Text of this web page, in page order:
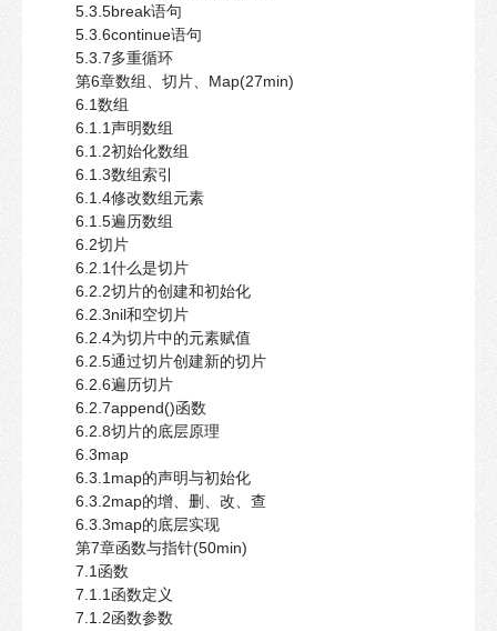
5.3.5break语句
5.3.6continue语句
5.3.7多重循环
第6章数组、切片、Map(27min)
6.1数组
6.1.1声明数组
6.1.2初始化数组
6.1.3数组索引
6.1.4修改数组元素
6.1.5遍历数组
6.2切片
6.2.1什么是切片
6.2.2切片的创建和初始化
6.2.3nil和空切片
6.2.4为切片中的元素赋值
6.2.5通过切片创建新的切片
6.2.6遍历切片
6.2.7append()函数
6.2.8切片的底层原理
6.3map
6.3.1map的声明与初始化
6.3.2map的增、删、改、查
6.3.3map的底层实现
第7章函数与指针(50min)
7.1函数
7.1.1函数定义
7.1.2函数参数